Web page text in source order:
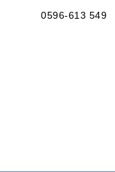
0596-613 549